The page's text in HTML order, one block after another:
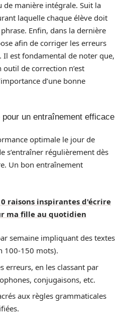
de manière intégrale. Suit la
laquelle chaque élève doit
Enfin, dans la dernière
afin de corriger les erreurs
Il est fondamental de noter que,
de correction n’est
d’une bonne
un entraînement efficace
optimale le jour de
s’entraîner régulièrement dès
Un bon entraînement
raisons inspirantes d'écrire
ma fille au quotidien
semaine impliquant des textes
100-150 mots).
erreurs, en les classant par
conjugaisons, etc.
aux règles grammaticales